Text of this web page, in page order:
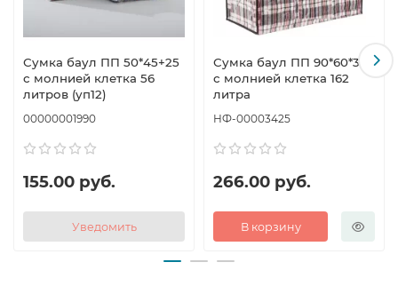
Сумка баул ПП 50*45+25
с молнией клетка 56
литров (уп12)
00000001990
155.00 руб.
Уведомить
Сумка баул ПП 90*60*34
с молнией клетка 162
литра
НФ-00003425
266.00 руб.
В корзину